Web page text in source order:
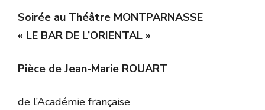
Soirée au Théâtre MONTPARNASSE
« LE BAR DE L’ORIENTAL »
Pièce de Jean-Marie ROUART
de l’Académie française